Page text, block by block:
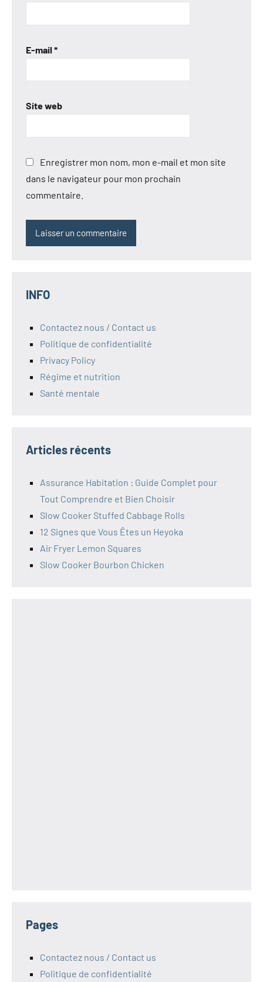
E-mail *
Site web
Enregistrer mon nom, mon e-mail et mon site
dans le navigateur pour mon prochain
commentaire.
INFO
Contactez nous / Contact us
Politique de confidentialité
Privacy Policy
Régime et nutrition
Santé mentale
Articles récents
Assurance Habitation : Guide Complet pour
Tout Comprendre et Bien Choisir
Slow Cooker Stuffed Cabbage Rolls
12 Signes que Vous Êtes un Heyoka
Air Fryer Lemon Squares
Slow Cooker Bourbon Chicken
Pages
Contactez nous / Contact us
Politique de confidentialité